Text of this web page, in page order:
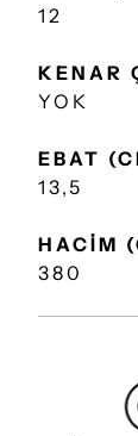
12
KENAR
YOK
EBAT
13,5
HACİM
380